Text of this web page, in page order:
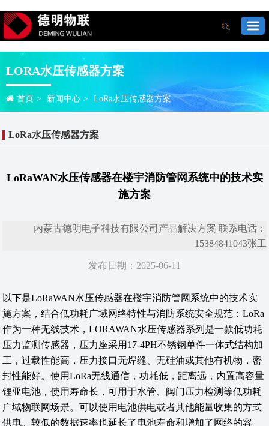
LORA水压传感器方案
首页 > 新闻中心 > LoRa水压传感器方案
LoRa水压传感器方案
LoRaWAN水压传感器在楼宇消防管网系统中的技术实
施方案
内蒙古德明电子科技有限公司产品解决方案 联系电话：
15384841043张工
发布日期：2025-06-11
以下是LoRaWAN水压传感器在楼宇消防管网系统中的技术实
施方案，结合低功耗广域网络特性与消防系统安全规范：LoRa
作为一种无线技术，LORAWAN水压传感器系列是一款低功耗
压力监测传感器，压力座采用17-4PH不锈钢单件一体式结构加
工，过载性能高，压力接口无焊缝、无硅油或其他有机物，密
封性能好。使用LoRa无线通信，功耗低，距离远，内置高容量
锂亚电池，使用寿命长，可用于水管、阀门压力检测等低功耗
广域物联网场景。可以使用电池供电或者其他能量收集的方式
供电。较低的数据速率也延长了电池寿命和增加了网络的容